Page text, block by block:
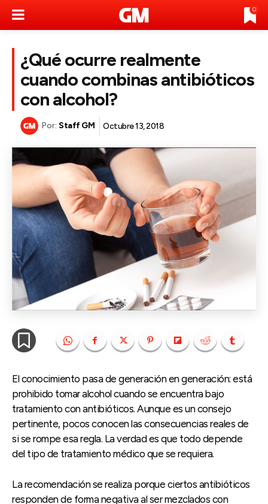
0
¿Qué ocurre realmente
cuando combinas antibióticos
con alcohol?
Por: Staff GM Octubre 13, 2018
El conocimiento pasa de generación en generación: está
prohibido tomar alcohol cuando se encuentra bajo
tratamiento con antibióticos. Aunque es un consejo
pertinente, pocos conocen las consecuencias reales de
si se rompe esa regla. La verdad es que todo depende
del tipo de tratamiento médico que se requiera.
La recomendación se realiza porque ciertos antibióticos
responden de forma negativa al ser mezclados con